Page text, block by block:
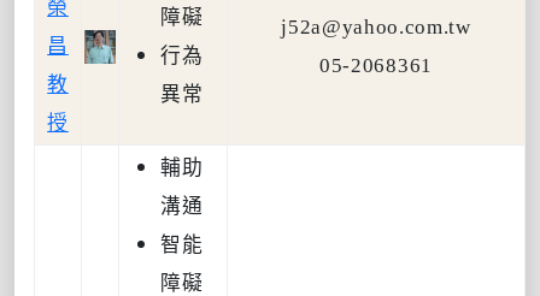
榮
昌
教
授
障礙
行為
異常
j52a@yahoo.com.tw
05-2068361
輔助
溝通
智能
障礙